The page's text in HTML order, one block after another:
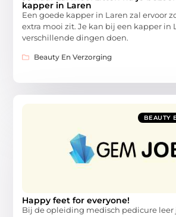
kapper in Laren
Een goede kapper in Laren zal ervoor
extra mooi zit. Je kan bij een kapper in
verschillende dingen doen.
Beauty En Verzorging
BEAUTY
Happy feet for everyone!
Bij de opleiding medisch pedicure leer